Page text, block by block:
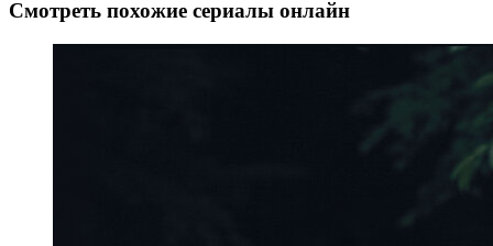
Смотреть похожие сериалы онлайн